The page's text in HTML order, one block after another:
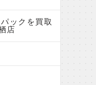
ックを買取
店